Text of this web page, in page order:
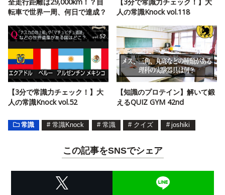
全走行距離は29,000km！？自
転車で世界一周、何日で達成？
【3分で常識力チェック！】大
人の常識Knock vol.118
【3分で常識力チェック！】大
人の常識Knock vol.52
【知識のプロテイン】解いて鍛
えるQUIZ GYM 42nd
常識 # 常識Knock # 常識 # クイズ # joshiki
この記事をSNSでシェア